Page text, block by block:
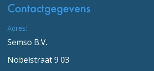
Contactgegevens
Adres:
Semso B.V.
Nobelstraat 9 03